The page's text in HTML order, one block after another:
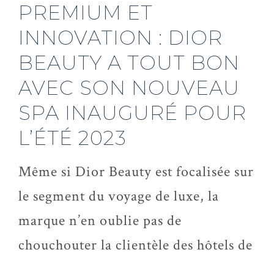
PREMIUM ET
INNOVATION : DIOR
BEAUTY A TOUT BON
AVEC SON NOUVEAU
SPA INAUGURÉ POUR
L’ÉTÉ 2023
Même si Dior Beauty est focalisée sur
le segment du voyage de luxe, la
marque n’en oublie pas de
chouchouter la clientèle des hôtels de